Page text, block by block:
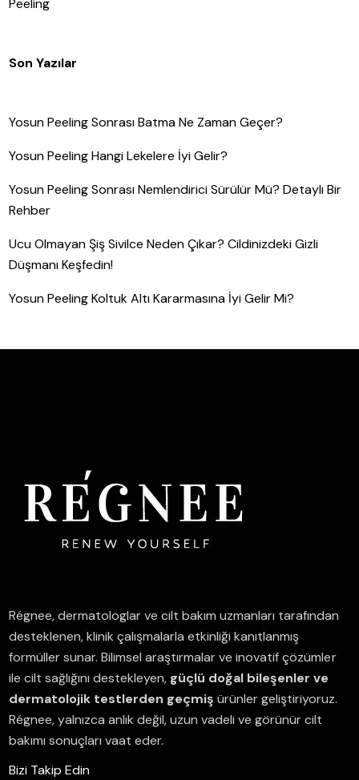
Peeling
Son Yazılar
Yosun Peeling Sonrası Batma Ne Zaman Geçer?
Yosun Peeling Hangi Lekelere İyi Gelir?
Yosun Peeling Sonrası Nemlendirici Sürülür Mü? Detaylı Bir
Rehber
Ucu Olmayan Şiş Sivilce Neden Çıkar? Cildinizdeki Gizli
Düşmanı Keşfedin!
Yosun Peeling Koltuk Altı Kararmasına İyi Gelir Mi?
Régnee, dermatologlar ve cilt bakım uzmanları tarafından
desteklenen, klinik çalışmalarla etkinliği kanıtlanmış
formüller sunar.Bilimsel araştırmalar ve inovatif çözümler
ile cilt sağlığını destekleyen, güçlü doğal bileşenler ve
dermatolojik testlerden geçmiş ürünler geliştiriyoruz.
Régnee, yalnızca anlık değil, uzun vadeli ve görünür cilt
bakımı sonuçları vaat eder.
Bizi Takip Edin